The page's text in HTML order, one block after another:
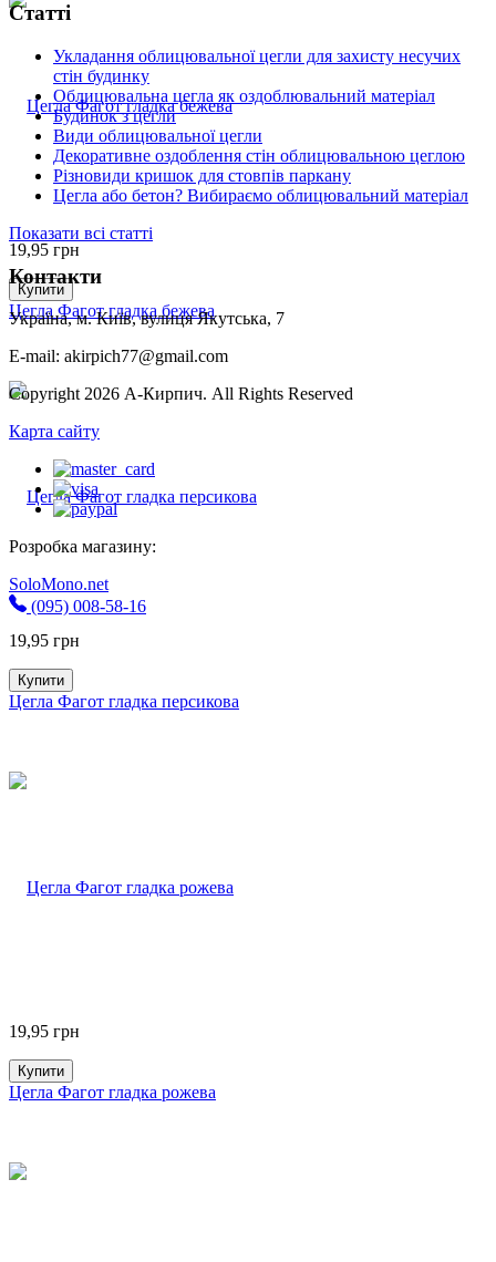
19,95 грн
Купити
Цегла Фагот гладка бежева
19,95 грн
Купити
Цегла Фагот гладка персикова
19,95 грн
Купити
Цегла Фагот гладка рожева
Статті
Укладання облицювальної цегли для захисту несучих
стін будинку
Облицювальна цегла як оздоблювальний матеріал
Будинок з цегли
Види облицювальної цегли
Декоративне оздоблення стін облицювальною цеглою
Різновиди кришок для стовпів паркану
Цегла або бетон? Вибираємо облицювальний матеріал
Показати всі статті
Контакти
Україна, м. Київ, вулиця Якутська, 7
E-mail: akirpich77@gmail.com
Copyright 2026 А-Кирпич. All Rights Reserved
Карта сайту
Розробка магазину:
SoloMono.net
(095) 008-58-16